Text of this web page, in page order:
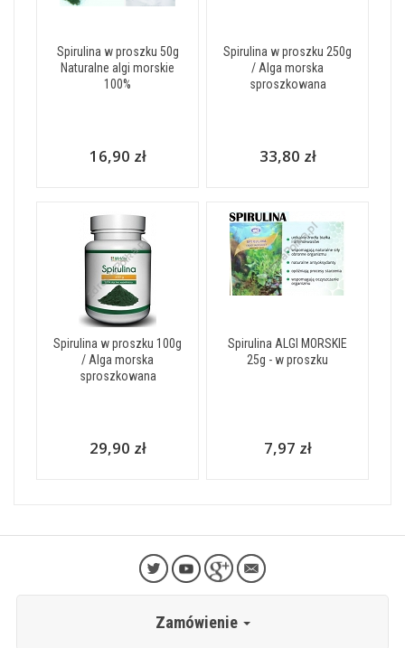
Spirulina w proszku 50g
Naturalne algi morskie
100%
16,90 zł
Spirulina w proszku 250g
/ Alga morska
sproszkowana
33,80 zł
Spirulina w proszku 100g
/ Alga morska
sproszkowana
29,90 zł
Spirulina ALGI MORSKIE
25g - w proszku
7,97 zł
Zamówienie